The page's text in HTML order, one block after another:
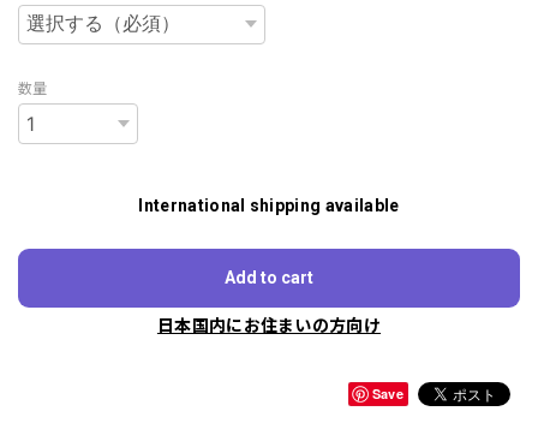
数量
International shipping available
Add to cart
日本国内にお住まいの方向け
Save